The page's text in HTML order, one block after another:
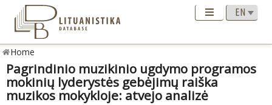
Home
Pagrindinio muzikinio ugdymo programos
mokinių lyderystės gebėjimų raiška
muzikos mokykloje: atvejo analizė